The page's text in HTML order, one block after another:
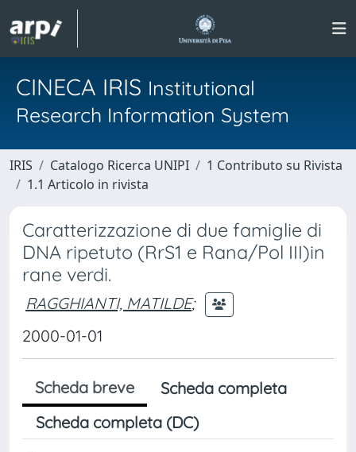
CINECA IRIS Institutional
Research Information System
IRIS Catalogo Ricerca UNIPI
1 Contributo su Rivista
1.1 Articolo in rivista
Caratterizzazione di due famiglie di
DNA ripetuto (RrS1 e Rana/Pol III)in
rane verdi.
RAGGHIANTI, MATILDE;
2000-01-01
Scheda breve
Scheda completa
Scheda completa (DC)